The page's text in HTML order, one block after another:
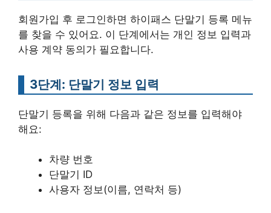
회원가입 후 로그인하면 하이패스 단말기 등록 메뉴
를 찾을 수 있어요. 이 단계에서는 개인 정보 입력과
사용 계약 동의가 필요합니다.
3단계: 단말기 정보 입력
단말기 등록을 위해 다음과 같은 정보를 입력해야
해요:
차량 번호
단말기 ID
사용자 정보(이름, 연락처 등)